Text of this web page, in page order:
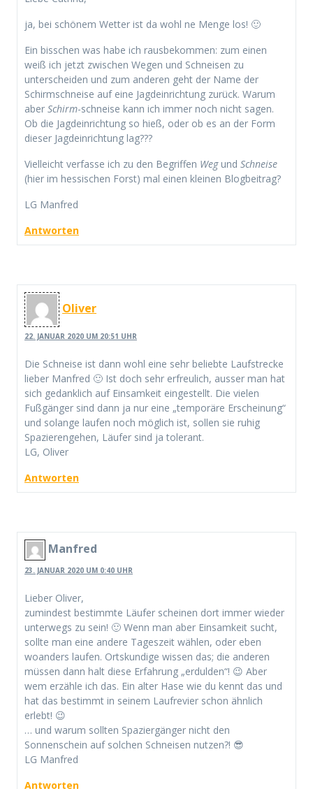
ja, bei schönem Wetter ist da wohl ne Menge los! 🙂
Ein bisschen was habe ich rausbekommen: zum einen
weiß ich jetzt zwischen Wegen und Schneisen zu
unterscheiden und zum anderen geht der Name der
Schirmschneise auf eine Jagdeinrichtung zurück. Warum
aber Schirm-schneise kann ich immer noch nicht sagen.
Ob die Jagdeinrichtung so hieß, oder ob es an der Form
dieser Jagdeinrichtung lag???
Vielleicht verfasse ich zu den Begriffen Wegund Schneise
(hier im hessischen Forst) mal einen kleinen Blogbeitrag?
LG Manfred
Antworten
Oliver
22. JANUAR 2020 UM 20:51 UHR
Die Schneise ist dann wohl eine sehr beliebte Laufstrecke
lieber Manfred 🙂 Ist doch sehr erfreulich, ausser man hat
sich gedanklich auf Einsamkeit eingestellt. Die vielen
Fußgänger sind dann ja nur eine „temporäre Erscheinung“
und solange laufen noch möglich ist, sollen sie ruhig
Spazierengehen, Läufer sind ja tolerant.
LG, Oliver
Antworten
Manfred
23. JANUAR 2020 UM 0:40 UHR
Lieber Oliver,
zumindest bestimmte Läufer scheinen dort immer wieder
unterwegs zu sein! 🙂 Wenn man aber Einsamkeit sucht,
sollte man eine andere Tageszeit wählen, oder eben
woanders laufen. Ortskundige wissen das; die anderen
müssen dann halt diese Erfahrung „erdulden“! 😉 Aber
wem erzähle ich das. Ein alter Hase wie du kennt das und
hat das bestimmt in seinem Laufrevier schon ähnlich
erlebt! 😉
… und warum sollten Spaziergänger nicht den
Sonnenschein auf solchen Schneisen nutzen?! 😎
LG Manfred
Antworten